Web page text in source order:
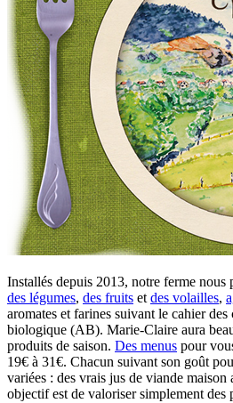
Installés depuis 2013, notre ferme nous
des légumes, des fruits et des volailles,
aromates et farines suivant le cahier
biologique (AB). Marie-Claire aura
produits de saison. Des menus pour
19€ à 31€. Chacun suivant son goût
variées : des vrais jus de viande maison
objectif est de valoriser simplement des